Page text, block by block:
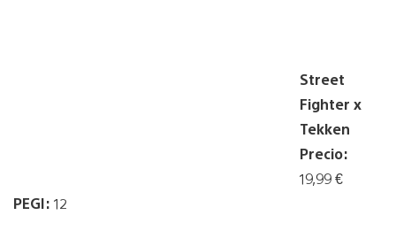
Street
Fighter x
Tekken
Precio:
19,99 €
PEGI: 12